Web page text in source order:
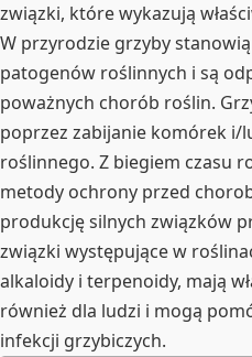
związki, które wykazują
W przyrodzie grzyby
patogenów roślinnych i są
poważnych chorób roślin.
poprzez zabijanie komórek i/
roślinnego. Z biegiem czasu
metody ochrony przed
produkcję silnych związków
związki występujące w
alkaloidy i terpenoidy, mają
również dla ludzi i mogą
infekcji grzybiczych.